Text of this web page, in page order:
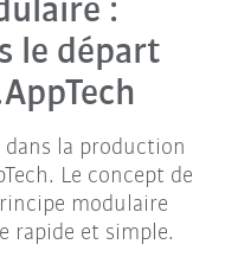
:
le départ
la production
Le concept de
modulaire
rapide et simple.